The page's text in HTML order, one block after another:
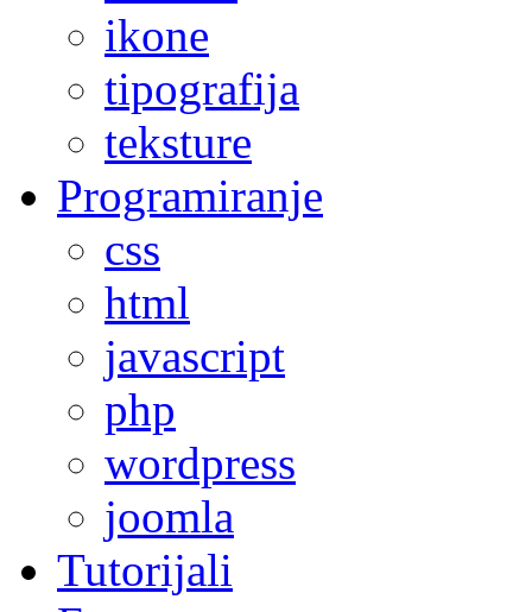
ikone
tipografija
teksture
Programiranje
css
html
javascript
php
wordpress
joomla
Tutorijali